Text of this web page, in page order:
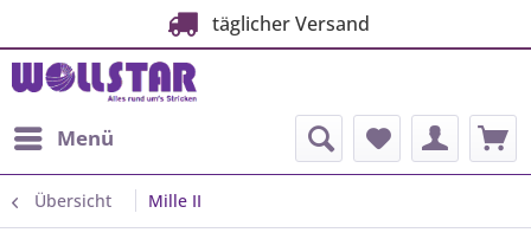
täglicher Versand
Menü
Übersicht Mille II